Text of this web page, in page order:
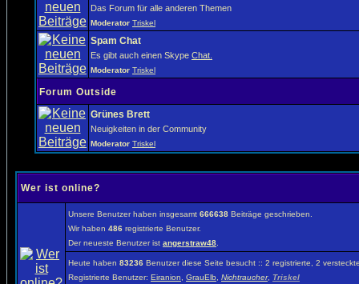
Das Forum für alle anderen Themen
Moderator Triskel
Spam Chat
Es gibt auch einen Skype Chat.
Moderator Triskel
Forum Outside
Grünes Brett
Neuigkeiten in der Community
Moderator Triskel
Wer ist online?
Unsere Benutzer haben insgesamt 666638 Beiträge geschrieben.
Wir haben 486 registrierte Benutzer.
Der neueste Benutzer ist angerstraw48
Heute haben 83236 Benutzer diese Seite besucht :: 2 registrierte, 2
Registrierte Benutzer: Eiranion GrauElb Nichtraucher, Triskel